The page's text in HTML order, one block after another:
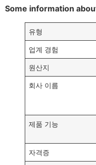
Some information
유형
업계 경험
원산지
회사 이름
제품 기능
자격증